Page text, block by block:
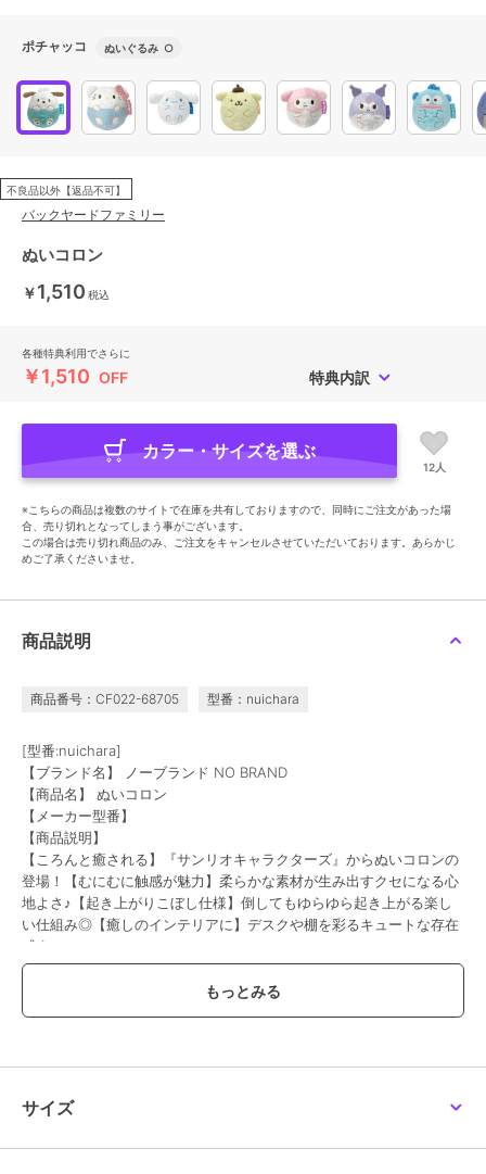
ポチャッコ ぬいぐるみ ○
不良品以外【返品不可】
バックヤードファミリー
ぬいコロン
￥1,510 税込
各種特典利用でさらに
￥1,510 OFF 特典内訳
カラー・サイズを選ぶ
12人
※こちらの商品は複数のサイトで在庫を共有しておりますので、同時にご注文があった場
合、売り切れとなってしまう事がございます。
この場合は売り切れ商品のみ、ご注文をキャンセルさせていただいております。あらかじ
めご了承くださいませ。
商品説明
商品番号：CF022-68705 型番：nuichara
[型番:nuichara]
【ブランド名】 ノーブランド NO BRAND
【商品名】 ぬいコロン
【メーカー型番】
【商品説明】
【ころんと癒される】『サンリオキャラクターズ』からぬいコロンの
登場！【むにむに触感が魅力】柔らかな素材が生み出すクセになる心
地よさ♪【起き上がりこぼし仕様】倒してもゆらゆら起き上がる楽し
い仕組み◎【癒しのインテリアに】デスクや棚を彩るキュートな存在
感☆
【素材】
【生産国】 中国
※種類によって大きさが若干異なります。
※サイズは当店計測の実寸サイズです。実際の商品ならびにメーカー
サイズ